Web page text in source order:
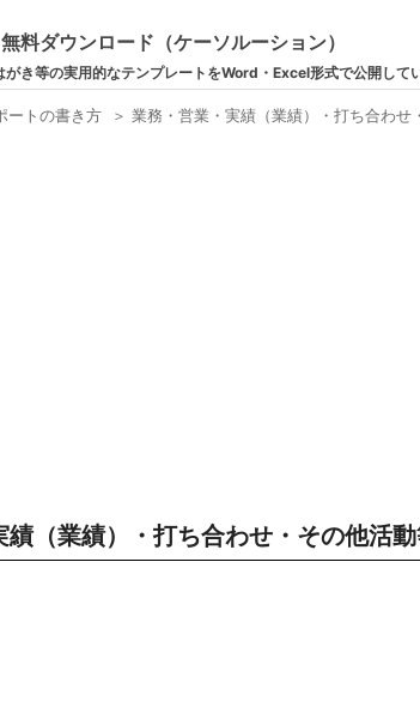
料ダウンロード（ケーソルーション）
がき等の実用的なテンプレートをWord・Excel形式で公開して
ートの書き方 ＞業務・営業・実績（業績）・打ち合わせ
績（業績）・打ち合わせ・その他活